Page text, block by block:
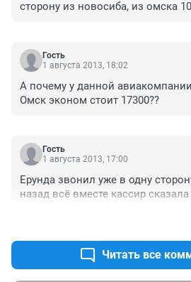
сторону из новосиба, из омска
Гость
1 августа 2013, 18:02
А почему у данной
Омск эконом стоит 17300??
Гость
1 августа 2013, 17:00
Ерунда звонил уже в одну
назад всё вместе кассир сказала
Читать все